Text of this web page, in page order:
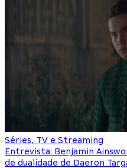
Séries, TV e Streaming
Entrevista: Benjamin
de dualidade de Daeron